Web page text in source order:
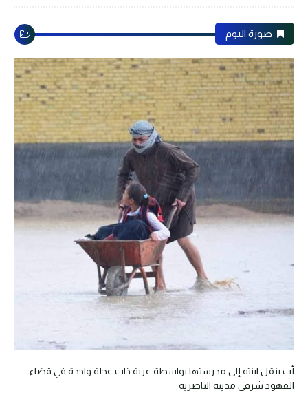
صورة اليوم
أب ينقل ابنته إلى مدرستها بواسطة عربة ذات عجلة واحدة في قضاء
الفهود شرقي مدينة الناصرية